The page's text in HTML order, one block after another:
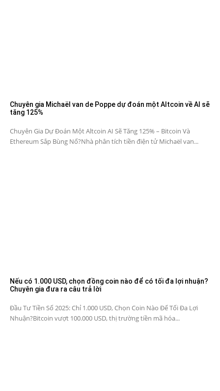
Chuyên gia Michaël van de Poppe dự đoán một Altcoin về AI sẽ
tăng 125%
Chuyên Gia Dự Đoán Một Altcoin AI Sẽ Tăng 125% – Bitcoin Và
Ethereum Sắp Bùng Nổ?Nhà phân tích tiền điện tử Michaël van...
Nếu có 1.000 USD, chọn đồng coin nào để có tối đa lợi nhuận?
Chuyên gia đưa ra câu trả lời
Đầu Tư Tiền Số 2025: Chỉ 1.000 USD, Chọn Coin Nào Để Tối Đa Lợi
Nhuận?Bitcoin vượt 100.000 USD, thị trường tiền mã hóa...